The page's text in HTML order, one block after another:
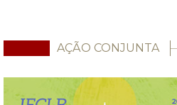
AÇÃO CONJUNTA